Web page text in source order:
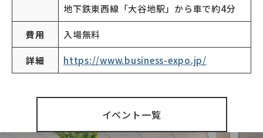
地下鉄東西線「大谷地駅」から車で約4分
費用 入場無料
詳細 https://www.business-expo.jp/
イベント一覧